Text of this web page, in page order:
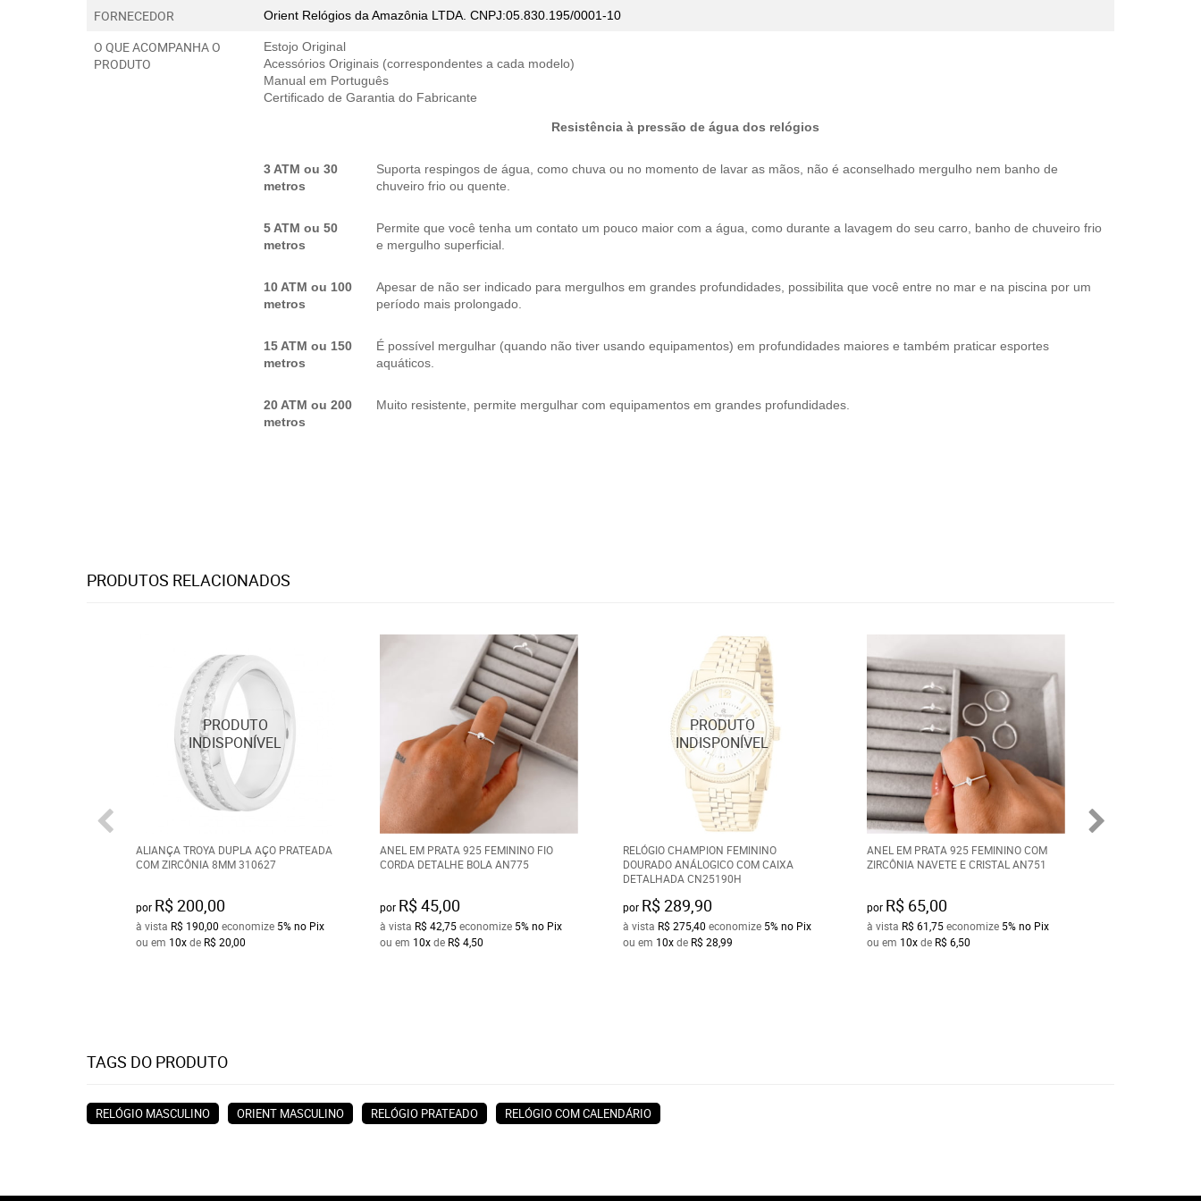
FORNECEDOR Orient Relógios da Amazônia LTDA. CNPJ:05.830.195/0001-10
O QUE ACOMPANHA O
PRODUTO
Estojo Original
Acessórios Originais (correspondentes a cada modelo)
Manual em Português
Certificado de Garantia do Fabricante
Resistência à pressão de água dos relógios
3 ATM ou 30
metros
Suporta respingos de água, como chuva ou no momento de lavar as mãos, não é aconselhado mergulho nem banho de
chuveiro frio ou quente.
5 ATM ou 50
metros
Permite que você tenha um contato um pouco maior com a água, como durante a lavagem do seu carro, banho de chuveiro frio
e mergulho superficial.
10 ATM ou 100
metros
Apesar de não ser indicado para mergulhos em grandes profundidades, possibilita que você entre no mar e na piscina por um
período mais prolongado.
15 ATM ou 150
metros
É possível mergulhar (quando não tiver usando equipamentos) em profundidades maiores e também praticar esportes
aquáticos.
20 ATM ou 200
metros
Muito resistente, permite mergulhar com equipamentos em grandes profundidades.
PRODUTOS RELACIONADOS
ALIANÇA TROYA DUPLA AÇO PRATEADA
COM ZIRCÔNIA 8MM 310627
por R$ 200,00
à vista R$ 190,00 economize 5%no Pix
ou em 10xde R$ 20,00
ANEL EM PRATA 925 FEMININO FIO
CORDA DETALHE BOLA AN775
por R$ 45,00
à vista R$ 42,75economize 5% no Pix
ou em 10xde R$ 4,50
RELÓGIO CHAMPION FEMININO
DOURADO ANÁLOGICO COM CAIXA
DETALHADA CN25190H
por R$ 289,90
à vista R$ 275,40 economize 5%no Pix
ou em 10xde R$ 28,99
ANEL EM PRATA 925 FEMININO COM
ZIRCÔNIA NAVETE E CRISTAL AN751
por R$ 65,00
à vista R$ 61,75economize 5% no Pix
ou em 10xde R$ 6,50
TAGS DO PRODUTO
RELÓGIO MASCULINO ORIENT MASCULINO RELÓGIO PRATEADO RELÓGIO COM CALENDÁRIO